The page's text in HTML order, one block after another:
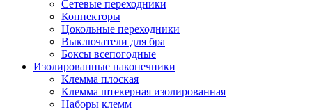
Сетевые переходники
Коннекторы
Цокольные переходники
Выключатели для бра
Боксы всепогодные
Изолированные наконечники
Клемма плоская
Клемма штекерная изолированная
Наборы клемм